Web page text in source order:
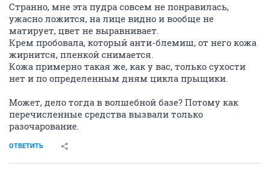
Странно, мне эта пудра совсем не понравилась,
ужасно ложится, на лице видно и вообще не
матирует, цвет не выравнивает.
Крем пробовала, который анти-блемиш, от него кожа
жирнится, пленкой снимается.
Кожа примерно такая же, как у вас, только сухости
нет и по определенным дням цикла прыщики.
Может, дело тогда в волшебной базе? Потому как
перечисленные средства вызвали только
разочарование.
ОТВЕТИТЬ